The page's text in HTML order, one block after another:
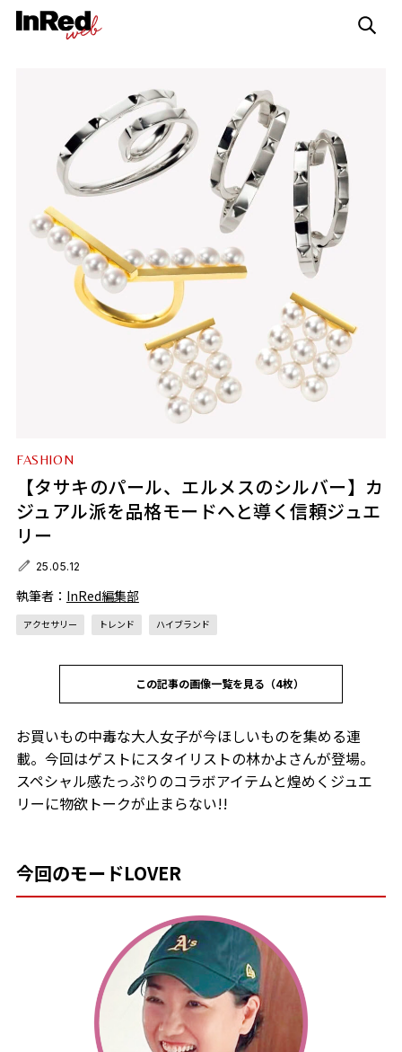
FASHION
【タサキのパール、エルメスのシルバー】カ
ジュアル派を品格モードへと導く信頼ジュエ
リー
25.05.12
執筆者： InRed編集部
アクセサリー トレンド ハイブランド
この記事の画像一覧を見る（4枚）
お買いもの中毒な大人女子が今ほしいものを集める連
載。今回はゲストにスタイリストの林かよさんが登場。
スペシャル感たっぷりのコラボアイテムと煌めくジュエ
リーに物欲トークが止まらない!!
今回のモードLOVER